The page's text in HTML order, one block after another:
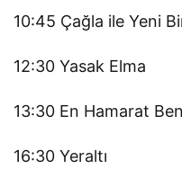
10:45 Çağla ile Yeni
12:30 Yasak Elma
13:30 En Hamarat
16:30 Yeraltı